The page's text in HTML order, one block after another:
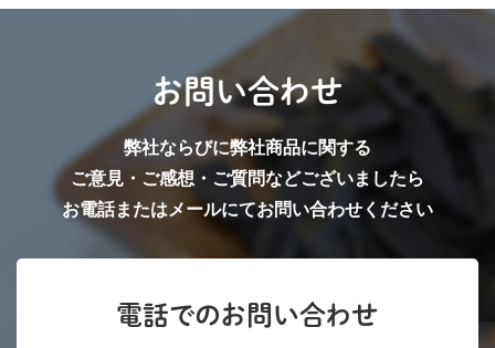
お問い合わせ
弊社ならびに弊社商品に関する
ご意見・ご感想・ご質問などございましたら
お電話またはメールにてお問い合わせください
電話でのお問い合わせ